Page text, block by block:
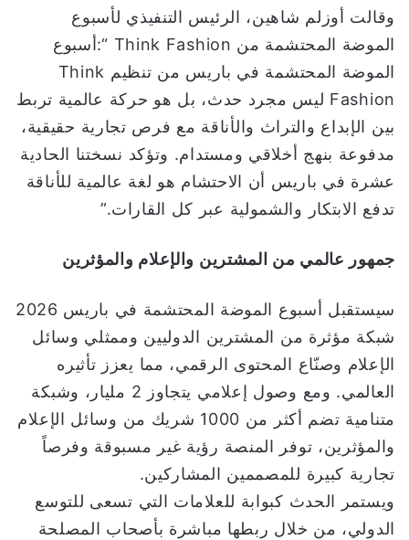
وقالت أوزلم شاهين، الرئيس التنفيذي لأسبوع
الموضة المحتشمة من Think Fashion “:أسبوع
الموضة المحتشمة في باريس من تنظيم Think
Fashion ليس مجرد حدث، بل هو حركة عالمية تربط
بين الإبداع والتراث والأناقة مع فرص تجارية حقيقية،
مدفوعة بنهج أخلاقي ومستدام. وتؤكد نسختنا الحادية
عشرة في باريس أن الاحتشام هو لغة عالمية للأناقة
تدفع الابتكار والشمولية عبر كل القارات.”
جمهور عالمي من المشترين والإعلام والمؤثرين
سيستقبل أسبوع الموضة المحتشمة في باريس 2026
شبكة مؤثرة من المشترين الدوليين وممثلي وسائل
الإعلام وصنّاع المحتوى الرقمي، مما يعزز تأثيره
العالمي. ومع وصول إعلامي يتجاوز 2 مليار، وشبكة
متنامية تضم أكثر من 1000 شريك من وسائل الإعلام
والمؤثرين، توفر المنصة رؤية غير مسبوقة وفرصاً
تجارية كبيرة للمصممين المشاركين.
ويستمر الحدث كبوابة للعلامات التي تسعى للتوسع
الدولي، من خلال ربطها مباشرة بأصحاب المصلحة